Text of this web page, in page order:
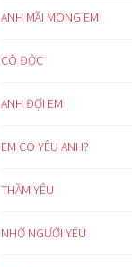
ANH MÃI MONG EM
CÔ ĐỘC
ANH ĐỢI EM
EM CÓ YÊU ANH?
THẦM YÊU
NHỚ NGƯỜI YÊU